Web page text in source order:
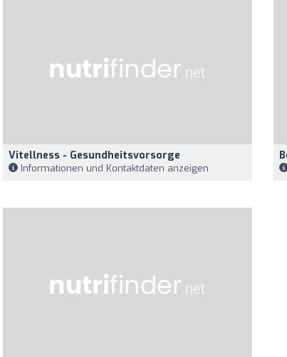
Vitellness - Gesundheitsvorsorge
Informationen und Kontaktdaten anzeigen